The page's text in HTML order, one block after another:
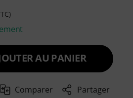
AU PANIER
Comparer Partager